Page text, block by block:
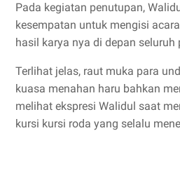
Pada kegiatan penutupan,
kesempatan untuk mengisi
hasil karya nya di depan seluruh
Terlihat jelas, raut muka para
kuasa menahan haru bahkan
melihat ekspresi Walidul saat
kursi kursi roda yang selalu